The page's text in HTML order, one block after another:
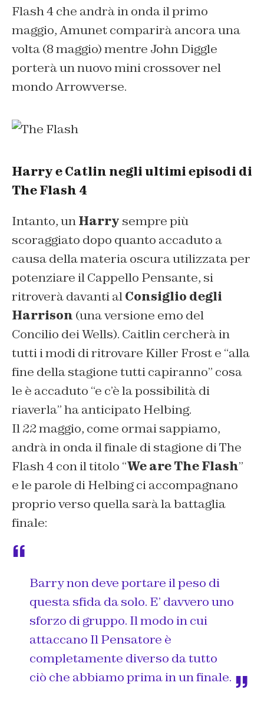
Flash 4 che andrà in onda il primo
maggio, Amunet comparirà ancora una
volta (8 maggio) mentre John Diggle
porterà un nuovo mini crossover nel
mondo Arrowverse.
Harry e Catlin negli ultimi episodi di
The Flash 4
Intanto, unHarry sempre più
scoraggiato dopo quanto accaduto a
causa della materia oscura utilizzata per
potenziare il Cappello Pensante, si
ritroverà davanti alConsiglio degli
Harrison (una versione emo del
Concilio dei Wells). Caitlin cercherà in
tutti i modi di ritrovare Killer Frost e “alla
fine della stagione tutti capiranno” cosa
le è accaduto “e c’è la possibilità di
riaverla” ha anticipato Helbing.
Il 22 maggio, come ormai sappiamo,
andrà in onda il finale di stagione di The
Flash 4 con il titolo “We are The Flash”
e le parole di Helbing ci accompagnano
proprio verso quella sarà la battaglia
finale:
Barry non deve portare il peso di
questa sfida da solo. E’ davvero uno
sforzo di gruppo. Il modo in cui
attaccano Il Pensatore è
completamente diverso da tutto
ciò che abbiamo prima in un finale.